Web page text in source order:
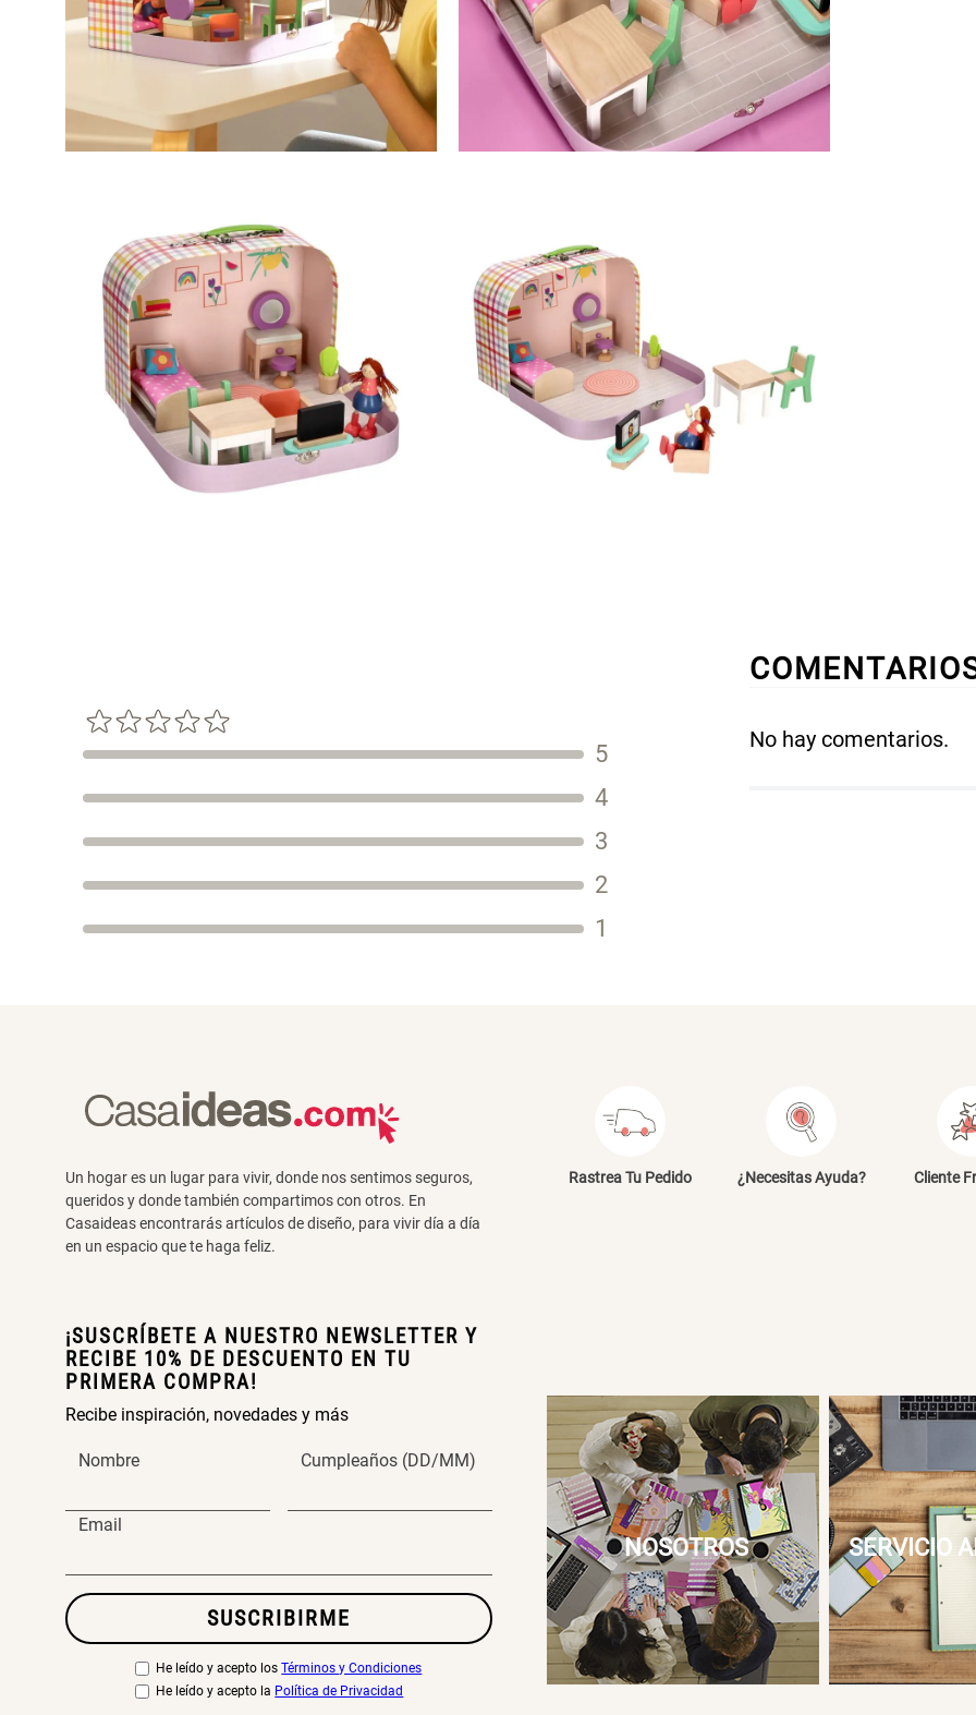
5
4
3
2
1
No hay comentarios.
Un hogar es un lugar para vivir, donde nos sentimos seguros,
queridos y donde también compartimos con otros. En
Casaideas encontrarás artículos de diseño, para vivir día a día
en un espacio que te haga feliz.
¡SUSCRÍBETE A NUESTRO NEWSLETTER Y
RECIBE 10% DE DESCUENTO EN TU
PRIMERA COMPRA!
Recibe inspiración, novedades y más
Nombre Cumpleaños (DD/MM)
Email
SUSCRIBIRME
He leído y acepto los Términos y Condiciones
He leído y acepto la Política de Privacidad
Rastrea Tu Pedido ¿Necesitas Ayuda? Cliente
NOSOTROS SERVICIO